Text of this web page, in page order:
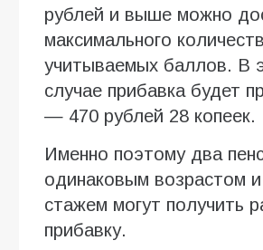
рублей и выше можно
максимального
учитываемых баллов. В
случае прибавка будет
— 470 рублей 28 копеек.
Именно поэтому два
одинаковым возрастом
стажем могут получить
прибавку.